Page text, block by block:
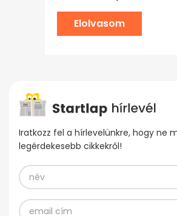
Elolvasom
Iratkozz fel a hírlevelünkre, hogy ne
legérdekesebb cikkekről!